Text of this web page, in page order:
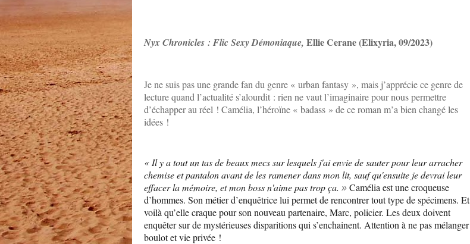
Nyx Chronicles : Flic Sexy Démoniaque, Ellie Cerane (Elixyria, 09/2023)
Je ne suis pas une grande fan du genre « urban fantasy », mais j’apprécie ce genre de
lecture quand l’actualité s’alourdit : rien ne vaut l’imaginaire pour nous permettre
d’échapper au réel ! Camélia, l’héroïne « badass » de ce roman m’a bien changé les
idées !
« Il y a tout un tas de beaux mecs sur lesquels j'ai envie de sauter pour leur arracher
chemise et pantalon avant de les ramener dans mon lit, sauf qu'ensuite je devrai leur
effacer la mémoire, et mon boss n'aime pas trop ça. » Camélia est une croqueuse
d’hommes. Son métier d’enquêtrice lui permet de rencontrer tout type de spécimens. Et
voilà qu’elle craque pour son nouveau partenaire, Marc, policier. Les deux doivent
enquêter sur de mystérieuses disparitions qui s’enchainent. Attention à ne pas mélanger
boulot et vie privée !